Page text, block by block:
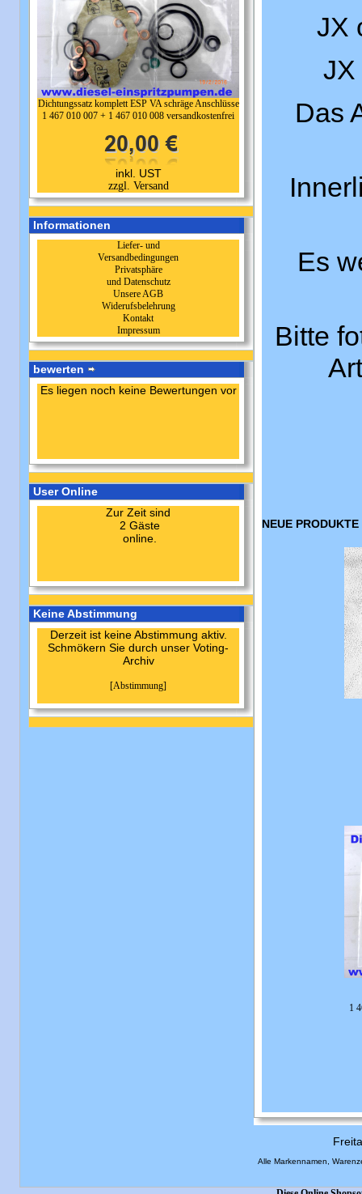
Dichtungssatz komplett ESP VA schräge Anschlüsse
1 467 010 007 + 1 467 010 008 versandkostenfrei
inkl. UST
zzgl. Versand
Informationen
Liefer- und
Versandbedingungen
Privatsphäre
und Datenschutz
Unsere AGB
Widerufsbelehrung
Kontakt
Impressum
bewerten
Es liegen noch keine Bewertungen vor
User Online
Zur Zeit sind
2 Gäste
online.
Keine Abstimmung
Derzeit ist keine Abstimmung aktiv.
Schmökern Sie durch unser Voting-
Archiv
[Abstimmung]
JX
JX
Das
Es
Bitte
NEUE
1
Alle Markennamen,